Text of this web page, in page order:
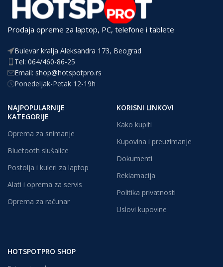
Prodaja opreme za laptop, PC, telefone i tablete
Bulevar kralja Aleksandra 173, Beograd
Tel: 064/460-86-25
Email: shop@hotspotpro.rs
Ponedeljak-Petak 12-19h
NAJPOPULARNIJE
KATEGORIJE
Oprema za snimanje
Bluetooth slušalice
Postolja i kuleri za laptop
Alati i oprema za servis
Oprema za računar
KORISNI LINKOVI
Kako kupiti
Kupovina i preuzimanje
Dokumenti
Reklamacija
Politika privatnosti
Uslovi kupovine
HOTSPOTPRO SHOP